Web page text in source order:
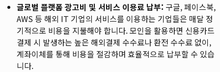
글로벌 플랫폼 광고비 및 서비스 이용료 납부: 구글, 페이스북,
AWS 등 해외 IT 기업의 서비스를 이용하는 기업들은 매달 정
기적으로 비용을 지불해야 합니다. 모인을 활용하면 신용카드
결제 시 발생하는 높은 해외결제 수수료나 환전 수수료 없이,
계좌이체를 통해 비용을 절감하며 효율적으로 납부할 수 있습
니다.